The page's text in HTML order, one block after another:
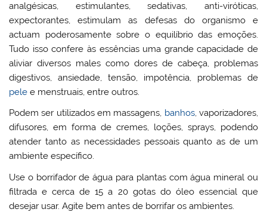
analgésicas, estimulantes, sedativas, anti-viróticas,
expectorantes, estimulam as defesas do organismo e
actuam poderosamente sobre o equilíbrio das emoções.
Tudo isso confere às essências uma grande capacidade de
aliviar diversos males como dores de cabeça, problemas
digestivos, ansiedade, tensão, impotência, problemas de
pele e menstruais, entre outros.
Podem ser utilizados em massagens, banhos, vaporizadores,
difusores, em forma de cremes, loções, sprays, podendo
atender tanto as necessidades pessoais quanto as de um
ambiente específico.
Use o borrifador de água para plantas com água mineral ou
filtrada e cerca de 15 a 20 gotas do óleo essencial que
desejar usar. Agite bem antes de borrifar os ambientes.